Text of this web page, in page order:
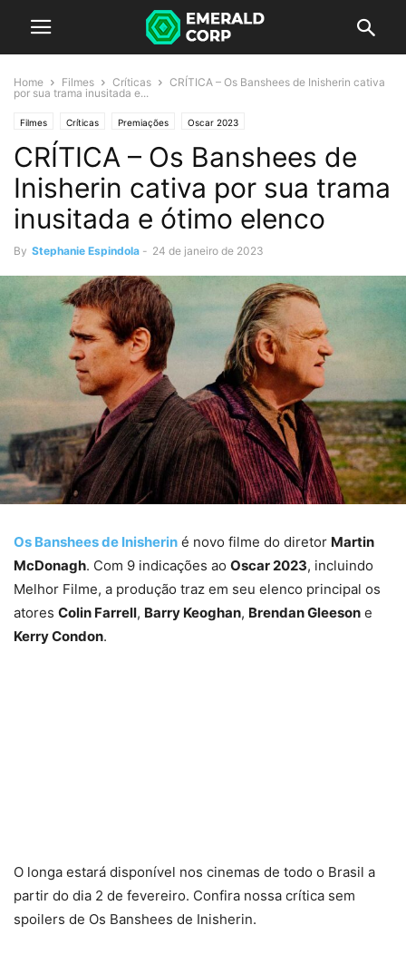
Home Filmes Críticas
CRÍTICA – Os Banshees de Inisherin cativa
por sua trama inusitada e...
Filmes Críticas Premiações Oscar 2023
CRÍTICA – Os Banshees de
Inisherin cativa por sua trama
inusitada e ótimo elenco
By Stephanie Espindola - 24 de janeiro de 2023
Os Banshees de Inisherin é novo filme do diretor Martin
McDonagh. Com 9 indicações ao Oscar 2023, incluindo
Melhor Filme, a produção traz em seu elenco principal os
atores Colin Farrell, Barry Keoghan, Brendan Gleeson e
Kerry Condon.
O longa estará disponível nos cinemas de todo o Brasil a
partir do dia 2 de fevereiro. Confira nossa crítica sem
spoilers de Os Banshees de Inisherin.